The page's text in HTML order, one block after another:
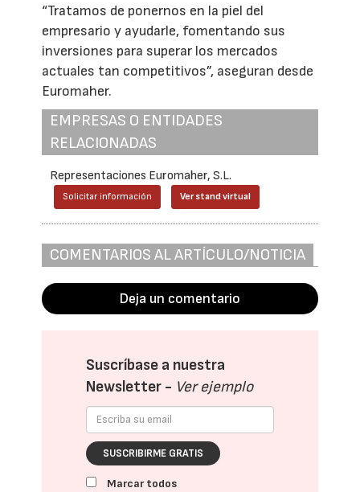
“Tratamos de ponernos en la piel del
empresario y ayudarle, fomentando sus
inversiones para superar los mercados
actuales tan competitivos”, aseguran desde
Euromaher.
EMPRESAS O ENTIDADES
RELACIONADAS
Representaciones Euromaher, S.L.
Solicitar información Ver stand virtual
COMENTARIOS AL ARTÍCULO/NOTICIA
Deja un comentario
Suscríbase a nuestra
Newsletter - Ver ejemplo
SUSCRIBIRME GRATIS
Marcar todos